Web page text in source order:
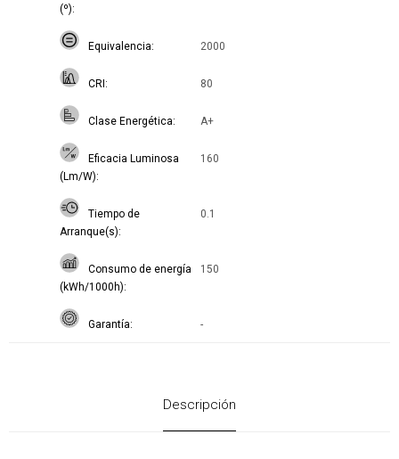
(º)
Equivalencia 2000
CRI 80
Clase Energética A+
Eficacia Luminosa
(Lm/W)
160
Tiempo de
Arranque(s)
0.1
Consumo de energía
(kWh/1000h)
150
Garantía -
Descripción